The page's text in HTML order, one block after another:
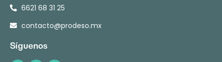
6621 68 31 25
contacto@prodeso.mx
Síguenos